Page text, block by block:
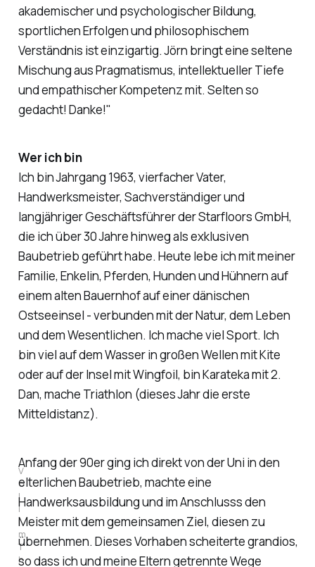
akademischer und psychologischer Bildung,
sportlichen Erfolgen und philosophischem
Verständnis ist einzigartig. Jörn bringt eine seltene
Mischung aus Pragmatismus, intellektueller Tiefe
und empathischer Kompetenz mit. Selten so
gedacht! Danke!"
Wer ich bin
Ich bin Jahrgang 1963, vierfacher Vater,
Handwerksmeister, Sachverständiger und
langjähriger Geschäftsführer der Starfloors GmbH,
die ich über 30 Jahre hinweg als exklusiven
Baubetrieb geführt habe. Heute lebe ich mit meiner
Familie, Enkelin, Pferden, Hunden und Hühnern auf
einem alten Bauernhof auf einer dänischen
Ostseeinsel - verbunden mit der Natur, dem Leben
und dem Wesentlichen. Ich mache viel Sport. Ich
bin viel auf dem Wasser in großen Wellen mit Kite
oder auf der Insel mit Wingfoil, bin Karateka mit 2.
Dan, mache Triathlon (dieses Jahr die erste
Mitteldistanz).
V
o
l
l
i
m
T
h
Anfang der 90er ging ich direkt von der Uni in den
elterlichen Baubetrieb, machte eine
Handwerksausbildung und im Anschlusss den
Meister mit dem gemeinsamen Ziel, diesen zu
übernehmen. Dieses Vorhaben scheiterte grandios,
so dass ich und meine Eltern getrennte Wege